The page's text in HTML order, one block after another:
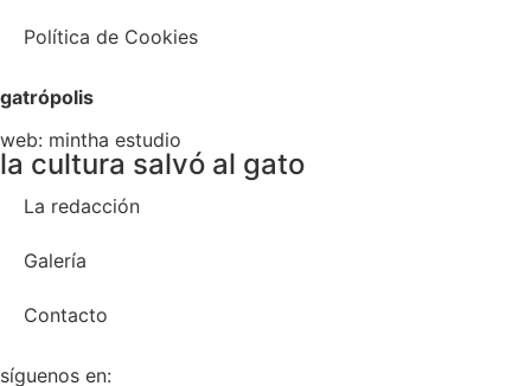
Política de Cookies
gatrópolis
web: mintha estudio
la cultura salvó al gato
La redacción
Galería
Contacto
síguenos en: